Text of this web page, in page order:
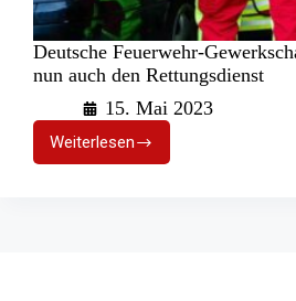
Deutsche Feuerwehr-
nun auch den Rettungsdienst
15. Mai 2023
Weiterlesen
Deutsche
Feuerwehr-